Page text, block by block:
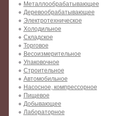
Металлообрабатывающее
Деревообрабатывающее
Электротехническое
Холодильное
Складское
Торговое
Весоизмерительное
Упаковочное
Строительное
Автомобильное
Насосное, компрессорное
Пищевое
Добывающее
Лабораторное